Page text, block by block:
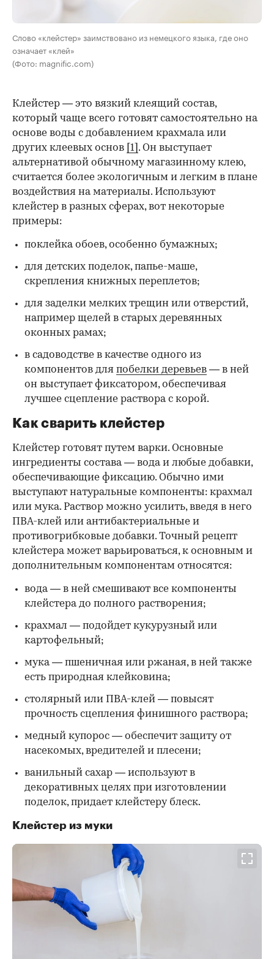
Слово «клейстер» заимствовано из немецкого языка, где оно
означает «клей»
(Фото: magnific.com)
00:00 / 00:00
Клейстер — это вязкий клеящий состав,
который чаще всего готовят самостоятельно на
основе воды с добавлением крахмала или
других клеевых основ [1] . Он выступает
альтернативой обычному магазинному клею,
считается более экологичным и легким в плане
воздействия на материалы. Используют
клейстер в разных сферах, вот некоторые
примеры:
поклейка обоев, особенно бумажных;
для детских поделок, папье-маше,
скрепления книжных переплетов;
для заделки мелких трещин или отверстий,
например щелей в старых деревянных
оконных рамах;
в садоводстве в качестве одного из
компонентов для побелки деревьев — в ней
он выступает фиксатором, обеспечивая
лучшее сцепление раствора с корой.
Как сварить клейстер
Клейстер готовят путем варки. Основные
ингредиенты состава — вода и любые добавки,
обеспечивающие фиксацию. Обычно ими
выступают натуральные компоненты: крахмал
или мука. Раствор можно усилить, введя в него
ПВА-клей или антибактериальные и
противогрибковые добавки. Точный рецепт
клейстера может варьироваться, к основным и
дополнительным компонентам относятся:
вода — в ней смешивают все компоненты
клейстера до полного растворения;
крахмал — подойдет кукурузный или
картофельный;
мука — пшеничная или ржаная, в ней также
есть природная клейковина;
столярный или ПВА-клей — повысят
прочность сцепления финишного раствора;
медный купорос — обеспечит защиту от
насекомых, вредителей и плесени;
ванильный сахар — используют в
декоративных целях при изготовлении
поделок, придает клейстеру блеск.
Клейстер из муки